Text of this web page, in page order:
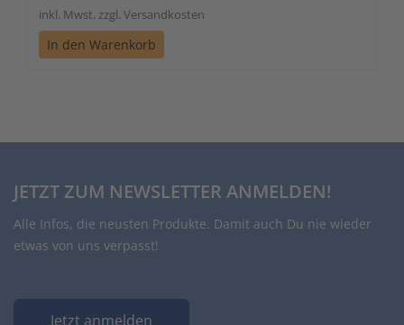
inkl. Mwst. zzgl. Versandkosten
In den Warenkorb
JETZT ZUM NEWSLETTER ANMELDEN!
Alle Infos, die neusten Produkte. Damit auch Du nie wieder
etwas von uns verpasst!
Jetzt anmelden